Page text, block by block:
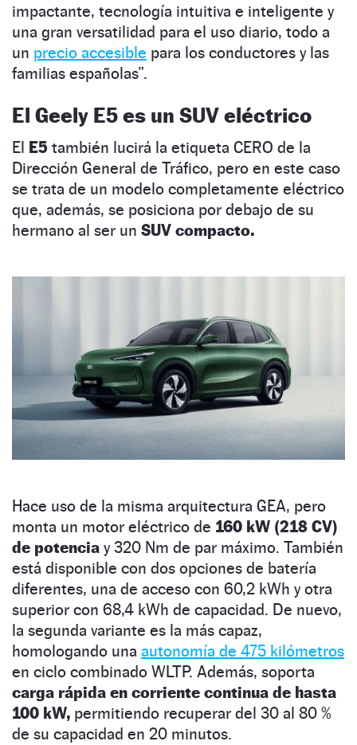
impactante, tecnología intuitiva e inteligente y
una gran versatilidad para el uso diario, todo a
un precio accesible para los conductores y las
familias españolas”.
El Geely E5 es un SUV eléctrico
El E5 también lucirá la etiqueta CERO de la
Dirección General de Tráfico, pero en este caso
se trata de un modelo completamente eléctrico
que, además, se posiciona por debajo de su
hermano al ser un SUV compacto.
Hace uso de la misma arquitectura GEA, pero
monta un motor eléctrico de 160 kW (218 CV)
de potencia y 320 Nm de par máximo. También
está disponible con dos opciones de batería
diferentes, una de acceso con 60,2 kWh y otra
superior con 68,4 kWh de capacidad. De nuevo,
la segunda variante es la más capaz,
homologando una autonomía de 475 kilómetros
en ciclo combinado WLTP. Además, soporta
carga rápida en corriente continua de hasta
100 kW, permitiendo recuperar del 30 al 80 %
de su capacidad en 20 minutos.